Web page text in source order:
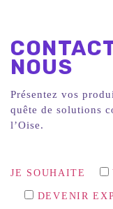
NOUS
Présentez vos
quête de solutions
l’Oise.
JE SOUHAITE
DEVENIR